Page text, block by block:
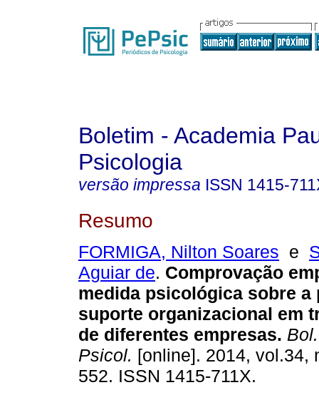
Boletim - Academia
Psicologia
versão impressa ISSN 1415-
Resumo
FORMIGA, Nilton Soares e
Aguiar de. Comprovação
medida psicológica sobre a
suporte organizacional em
de diferentes empresas.
Psicol. [online]. 2014, vol.34,
552. ISSN 1415-711X.